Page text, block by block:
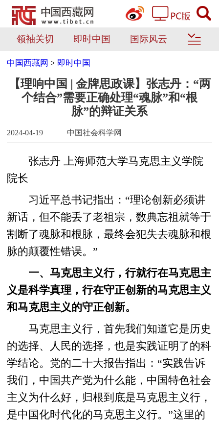
领袖关切 即时中国 国际风云
中国西藏网 > 即时中国
【理响中国 | 金牌思政课】张志丹：“两
个结合”需要正确处理“魂脉”和“根
脉”的辩证关系
2024-04-19 中国社会科学网
张志丹 上海师范大学马克思主义学院
院长
习近平总书记指出：“理论创新必须讲
新话，但不能丢了老祖宗，数典忘祖就等于
割断了魂脉和根脉，最终会犯失去魂脉和根
脉的颠覆性错误。”
一、马克思主义行，行就行在马克思主
义是科学真理，行在守正创新的马克思主义
和马克思主义的守正创新。
马克思主义行，首先我们知道它是历史
的选择、人民的选择，也是实践证明了的科
学结论。党的二十大报告指出：“实践告诉
我们，中国共产党为什么能，中国特色社会
主义为什么好，归根到底是马克思主义行，
是中国化时代化的马克思主义行。”这里的